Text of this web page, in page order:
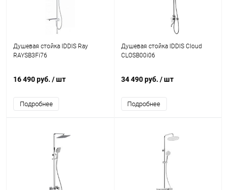
Душевая стойка IDDIS Ray
RAYSB3Fi76
16 490 руб. / шт
Подробнее
Душевая стойка IDDIS Cloud
CLOSB00i06
34 490 руб. / шт
Подробнее